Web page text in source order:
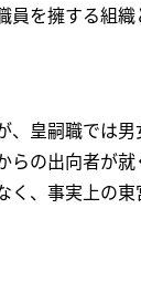
を擁する組
、皇嗣職では
の出向者が就
、事実上の